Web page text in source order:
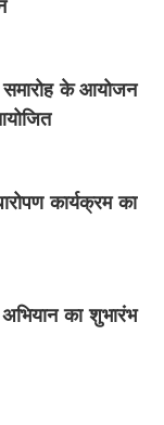
समारोह के आयोजन
कार्यक्रम का
का शुभारंभ